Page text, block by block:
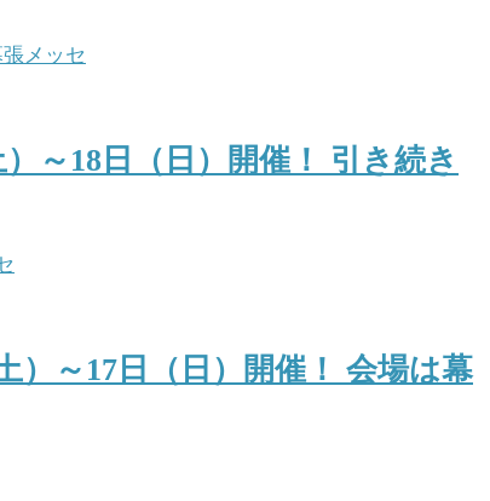
～18日（日）開催！ 引き続き
）～17日（日）開催！ 会場は幕